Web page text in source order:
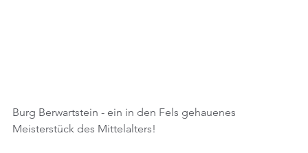
Burg Berwartstein - ein in den Fels gehauenes
Meisterstück des Mittelalters!